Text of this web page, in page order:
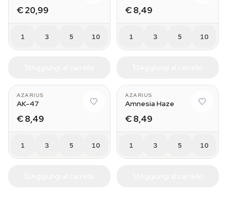
€ 20,99
1 3 5 10
€ 8,49
1 3 5 10
AZARIUS
AK-47
€ 8,49
1 3 5 10
AZARIUS
Amnesia Haze
€ 8,49
1 3 5 10